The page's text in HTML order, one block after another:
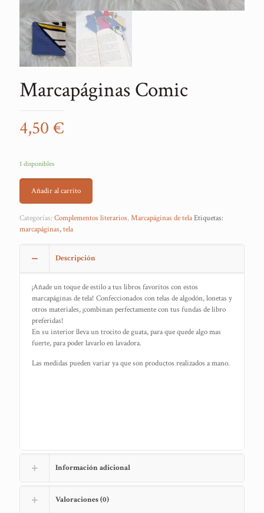
Marcapáginas Comic
4,50 €
1 disponibles
Añadir al carrito
Categorías: Complementos literarios,Marcapáginas de telaEtiquetas:
marcapáginas,tela
Descripción
¡Añade un toque de estilo a tus libros favoritos con estos
marcapáginas de tela! Confeccionados con telas de algodón, lonetas y
otros materiales, ¡combinan perfectamente con tus fundas de libro
preferidas!
En su interior lleva un trocito de guata, para que quede algo mas
fuerte, para poder lavarlo en lavadora.
Las medidas pueden variar ya que son productos realizados a mano.
Información adicional
Valoraciones (0)